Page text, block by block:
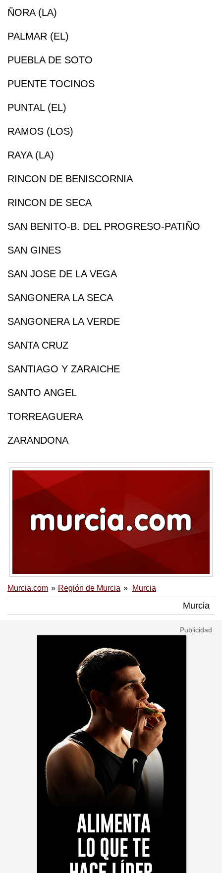
ÑORA (LA)
PALMAR (EL)
PUEBLA DE SOTO
PUENTE TOCINOS
PUNTAL (EL)
RAMOS (LOS)
RAYA (LA)
RINCON DE BENISCORNIA
RINCON DE SECA
SAN BENITO-B. DEL PROGRESO-PATIÑO
SAN GINES
SAN JOSE DE LA VEGA
SANGONERA LA SECA
SANGONERA LA VERDE
SANTA CRUZ
SANTIAGO Y ZARAICHE
SANTO ANGEL
TORREAGUERA
ZARANDONA
Murcia.com Región de Murcia Murcia
Murcia